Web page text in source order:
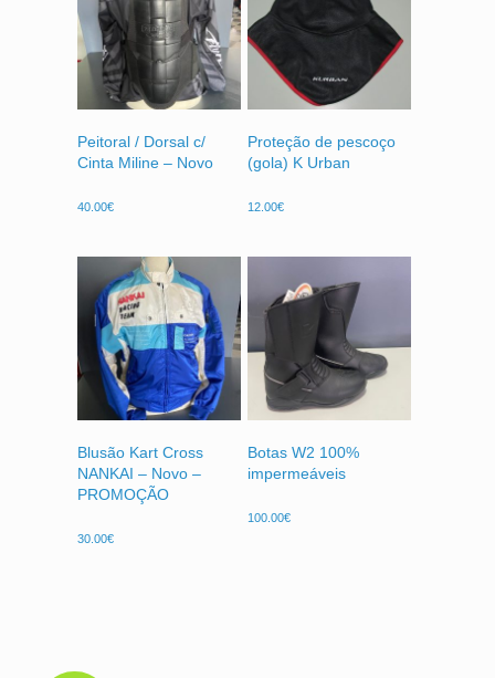
Peitoral / Dorsal c/
Cinta Miline – Novo
40.00€
Proteção de pescoço
(gola) K Urban
12.00€
Blusão Kart Cross
NANKAI – Novo –
PROMOÇÃO
30.00€
Botas W2 100%
impermeáveis
100.00€